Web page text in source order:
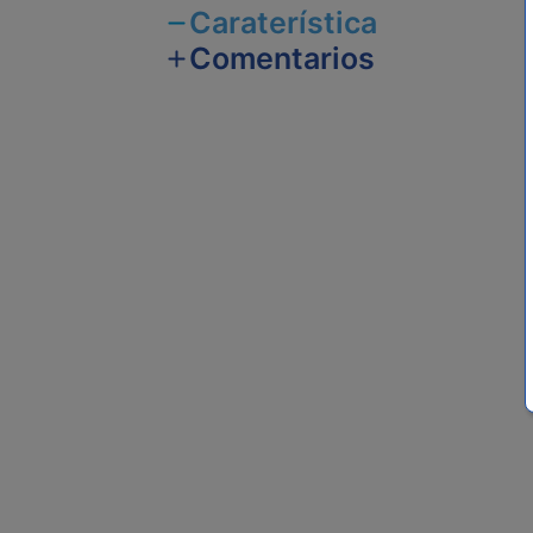
Caraterística
Comentarios